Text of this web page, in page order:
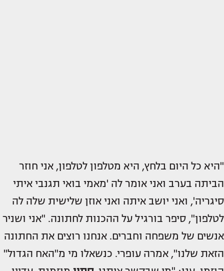
"היא כל היום בלחץ, היא מטלפון לטלפון, אני חוזר
הביתה בערב ואני אומר לה 'מאמי בואי תגנבי איתי
סיגריה', ואני יושב איתה ואני אוזן שלישית שלה לה
לטלפון", סיפר בורגיל על ההכנות לחתונה. "אני ושניר
אנשים של משפחה וחברים. אנחנו רוצים את החתונה
הזאת שלנו", אמרה עופרי. כנשאלו מי מ"האח הגדול"